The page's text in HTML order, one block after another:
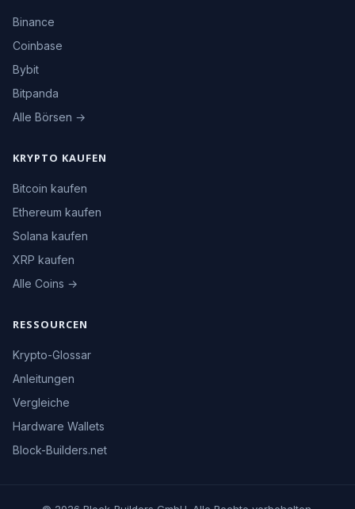
Binance
Coinbase
Bybit
Bitpanda
Alle Börsen →
KRYPTO KAUFEN
Bitcoin kaufen
Ethereum kaufen
Solana kaufen
XRP kaufen
Alle Coins →
RESSOURCEN
Krypto-Glossar
Anleitungen
Vergleiche
Hardware Wallets
Block-Builders.net